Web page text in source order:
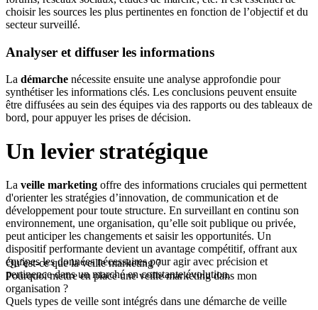
choisir les sources les plus pertinentes en fonction de l’objectif et du
secteur surveillé.
Analyser et diffuser les informations
La démarche nécessite ensuite une analyse approfondie pour
synthétiser les informations clés. Les conclusions peuvent ensuite
être diffusées au sein des équipes via des rapports ou des tableaux de
bord, pour appuyer les prises de décision.
Un levier stratégique
La veille marketing offre des informations cruciales qui permettent
d'orienter les stratégies d’innovation, de communication et de
développement pour toute structure. En surveillant en continu son
environnement, une organisation, qu’elle soit publique ou privée,
peut anticiper les changements et saisir les opportunités. Un
dispositif performante devient un avantage compétitif, offrant aux
équipes les données nécessaires pour agir avec précision et
pertinence dans un marché en constante évolution.
Qu’est-ce que la veille marketing ?
Pourquoi mettre en place une veille marketing dans mon
organisation ?
Quels types de veille sont intégrés dans une démarche de veille